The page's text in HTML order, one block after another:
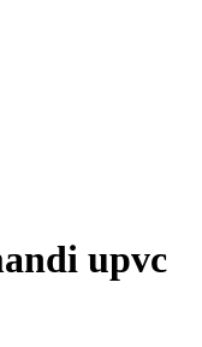
upvc